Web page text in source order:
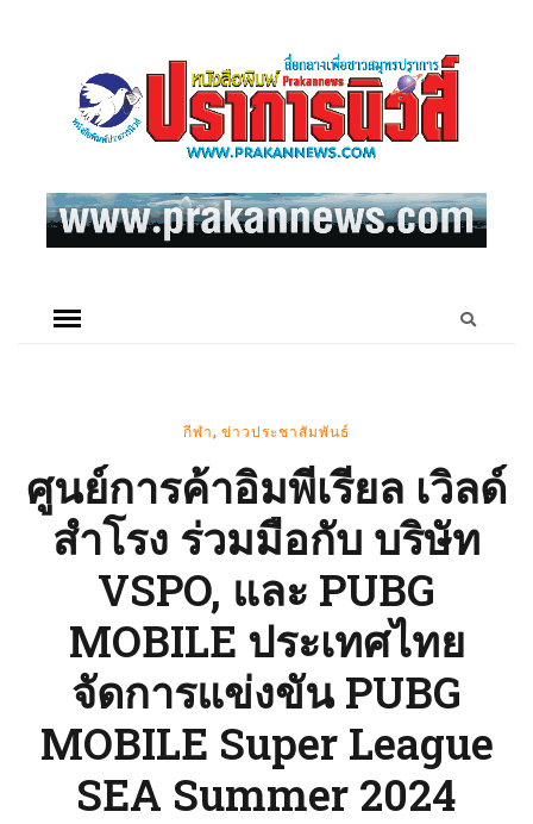
กีฬา, ข่าวประชาสัมพันธ์
ศูนย์การค้าอิมพีเรียล เวิลด์
สำโรง ร่วมมือกับ บริษัท
VSPO, และ PUBG
MOBILE ประเทศไทย
จัดการแข่งขัน PUBG
MOBILE Super League
SEA Summer 2024